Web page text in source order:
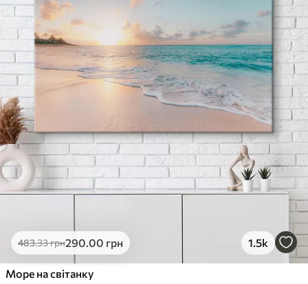
483.33грн290.00 грн 1.5k
Море на світанку